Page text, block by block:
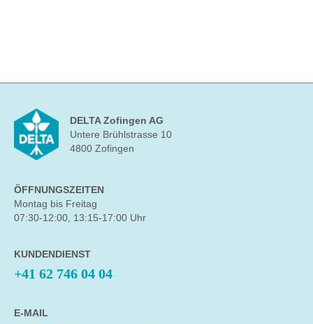
DELTA Zofingen AG
Untere Brühlstrasse 10
4800 Zofingen
ÖFFNUNGSZEITEN
Montag bis Freitag
07:30-12:00, 13:15-17:00 Uhr
KUNDENDIENST
+41 62 746 04 04
E-MAIL